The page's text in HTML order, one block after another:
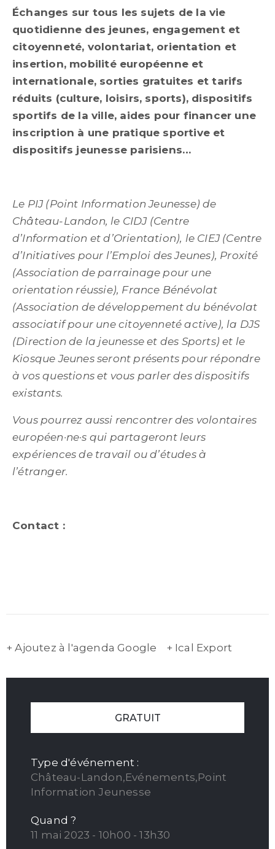
Échanges sur tous les sujets de la vie
quotidienne des jeunes, engagement et
citoyenneté, volontariat, orientation et
insertion, mobilité européenne et
internationale, sorties gratuites et tarifs
réduits (culture, loisirs, sports), dispositifs
sportifs de la ville, aides pour financer une
inscription à une pratique sportive et
dispositifs jeunesse parisiens…
Le PIJ (Point Information Jeunesse) de
Château-Landon, le CIDJ (Centre
d’Information et d’Orientation), le CIEJ (Centre
d’Initiatives pour l’Emploi des Jeunes), Proxité
(Association de parrainage pour une
orientation réussie), France Bénévolat
(Association de développement du bénévolat
associatif pour une citoyenneté active), la DJS
(Direction de la jeunesse et des Sports) et le
Kiosque Jeunes seront présents pour répondre
à vos questions et vous parler des dispositifs
existants.
Vous pourrez aussi rencontrer des volontaires
européen·ne·s qui partageront leurs
expériences de travail ou d’études à
l’étranger.
Contact :
+ Ajoutez à l'agenda Google + Ical Export
GRATUIT
Type d'événement :
Château-Landon,Evénements,Point
Information Jeunesse
Quand ?
11 mai 2023 - 10h00 - 13h30